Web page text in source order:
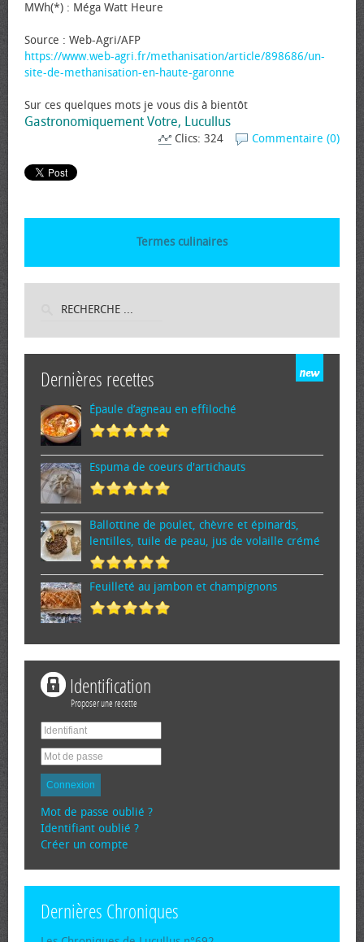
MWh(*) : Méga Watt Heure
Source : Web-Agri/AFP
https://www.web-agri.fr/methanisation/article/898686/un-
site-de-methanisation-en-haute-garonne
Sur ces quelques mots je vous dis à bientôt
Gastronomiquement Votre, Lucullus
Commentaire (0)
Clics: 324
Termes culinaires
Dernières recettes
Épaule d’agneau en effiloché
Espuma de cœurs d'artichauts
Ballottine de poulet, chèvre et épinards,
lentilles, tuile de peau, jus de volaille crémé
Feuilleté au jambon et champignons
Identification
Proposer une recette
Connexion
Mot de passe oublié ?
Identifiant oublié ?
Créer un compte
Dernières Chroniques